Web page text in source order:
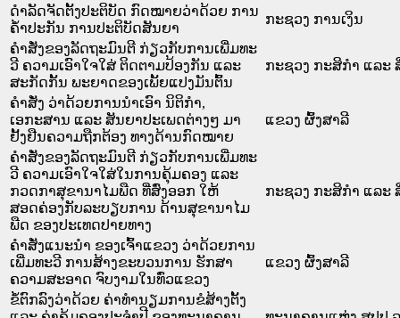
ດຳລັດຈັດຕັ້ງປະຕິບັດ ກົດໝາຍວ່າດ້ວຍ ການ
ຄ້ຳປະກັນ ການປະຕິບັດສັນຍາ
ກະຊວງ ການເງິນ
ຄໍາສັ່ງຂອງລັດຖະມົນຕີ ກ່ຽວກັບການເພີ່ມທະ
ວີ ຄວາມເອົາໃຈໃສ່ ຕິດຕາມປ້ອງກັນ ແລະ
ສະກັດກັ້ນ ພະຍາດຂອງເພັ້ຍແປງມັນຕົ້ນ
ກະຊວງ ກະສິກຳ ແລະ
ຄຳສັ່ງ ວ່າດ້ວຍການນຳເອົາ ນິຕິກຳ,
ເອກະສານ ແລະ ສັນຍາປະເພດຕ່າງໆ ມາ
ຢັ້ງຢືນຄວາມຖືກຕ້ອງ ທາງດ້ານກົດໝາຍ
ແຂວງ ຜົ້ງສາລີ
ຄໍາສັ່ງຂອງລັດຖະມົນຕີ ກ່ຽວກັບການເພີ່ມທະ
ວີ ຄວາມເອົາໃຈໃສ່ໃນການຄຸ້ມຄອງ ແລະ
ກວດກາສຸຂານາໄມພືດ ທີ່ສົ່ງອອກ ໃຫ້
ສອດຄ່ອງກັບລະບຽບການ ດ້ານສຸຂານາໄມ
ພືດ ຂອງປະເທດປາຍທາງ
ກະຊວງ ກະສິກຳ ແລະ
ຄຳສັ່ງແນະນຳ ຂອງເຈົ້າແຂວງ ວ່າດ້ວຍການ
ເພີ່ມທະວີ ການສ້າງຂະບວນການ ຮັກສາ
ຄວາມສະອາດ ຈົບງາມໃນທົ່ວແຂວງ
ແຂວງ ຜົ້ງສາລີ
ຂໍ້ຕົກລົງວ່າດ້ວຍ ຄ່າທໍານຽມການຂໍສ້າງຕັ້ງ